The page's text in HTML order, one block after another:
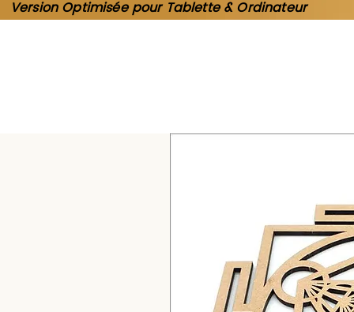
Version Optimisée pour Tablette & Ordinateur